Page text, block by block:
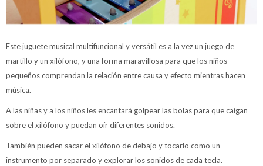
Este juguete musical multifuncional y versátil es a la vez un juego de
martillo y un xilófono, y una forma maravillosa para que los niños
pequeños comprendan la relación entre causa y efecto mientras hacen
música.
A las niñas y a los niños les encantará golpear las bolas para que caigan
sobre el xilófono y puedan oír diferentes sonidos.
También pueden sacar el xilófono de debajo y tocarlo como un
instrumento por separado y explorar los sonidos de cada tecla.